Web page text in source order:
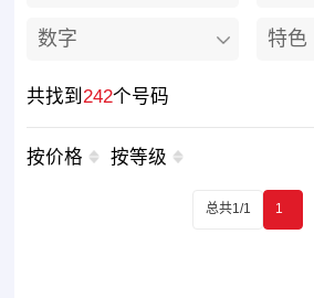
数字 特色
共找到 242个号码
按价格 按等级
总共1/1 1